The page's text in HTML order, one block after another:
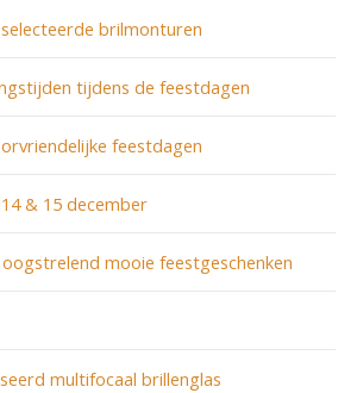
brilmonturen
tijdens de feestdagen
feestdagen
& 15 december
mooie feestgeschenken
multifocaal brillenglas